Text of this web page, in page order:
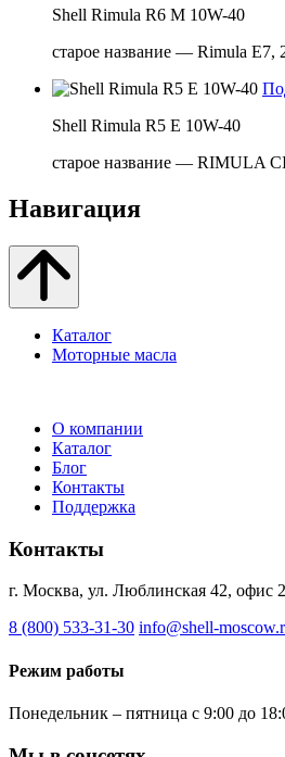
Shell Rimula R6 M 10W-40
старое название — Rimula E7,
Shell Rimula R5 E 10W-40
старое название — RIMULA
Навигация
Каталог
Моторные масла
О компании
Каталог
Блог
Контакты
Поддержка
Контакты
г. Москва, ул. Люблинская 42, офис
8 (800) 533-31-30 info@shell-
Режим работы
Понедельник – пятница с 9:00 до